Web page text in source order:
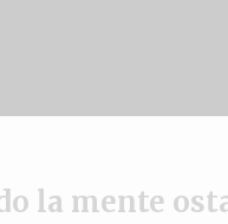
la mente